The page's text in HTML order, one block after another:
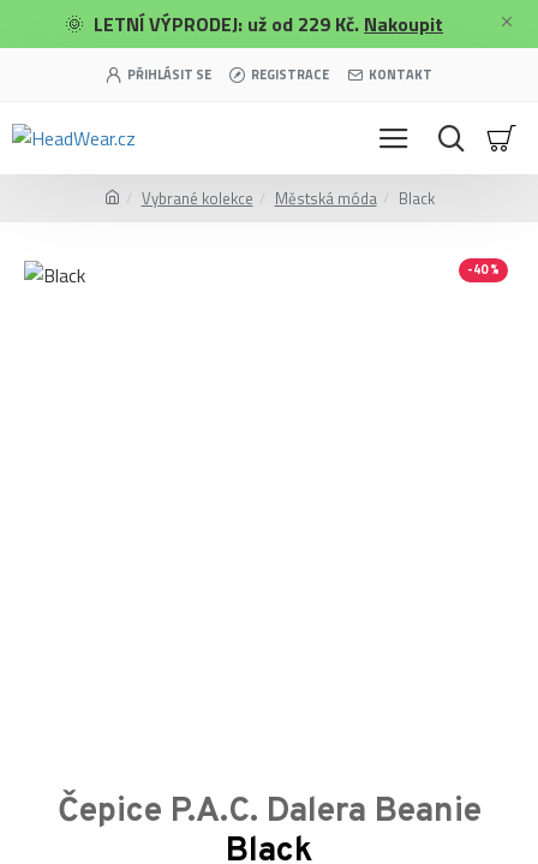
🌞 LETNÍ VÝPRODEJ: už od 229 Kč. Nakoupit
PŘIHLÁSIT SE REGISTRACE KONTAKT
Vybrané kolekce Městská móda Black
-40 %
Čepice P.A.C. Dalera Beanie
Black